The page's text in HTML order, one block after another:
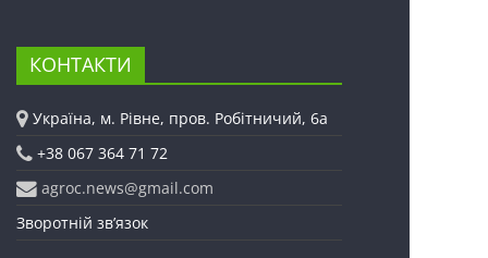
КОНТАКТИ
Україна, м. Рівне, пров. Робітничий, 6а
+38 067 364 71 72
agroc.news@gmail.com
Зворотній зв’язок